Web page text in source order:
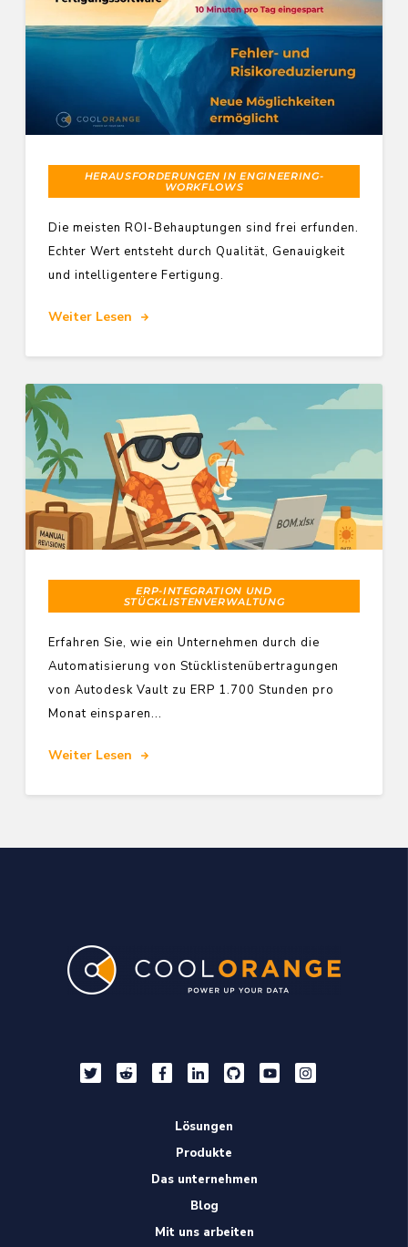
HERAUSFORDERUNGEN IN ENGINEERING-
WORKFLOWS
Die meisten ROI-Behauptungen sind frei erfunden.
Echter Wert entsteht durch Qualität, Genauigkeit
und intelligentere Fertigung.
Weiter Lesen
ERP-INTEGRATION UND
STÜCKLISTENVERWALTUNG
Erfahren Sie, wie ein Unternehmen durch die
Automatisierung von Stücklistenübertragungen
von Autodesk Vault zu ERP 1.700 Stunden pro
Monat einsparen...
Weiter Lesen
Lösungen
Produkte
Das unternehmen
Blog
Mit uns arbeiten